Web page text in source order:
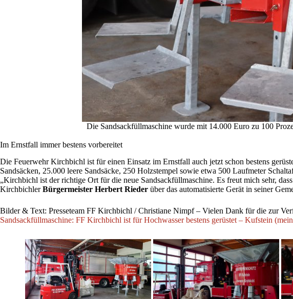
Die Sandsackfüllmaschine wurde mit 14.000 Euro zu 100
Im Ernstfall immer bestens vorbereitet
Die Feuerwehr Kirchbichl ist für einen Einsatz im Ernstfall auch jetzt schon bestens
Sandsäcken, 25.000 leere Sandsäcke, 250 Holzstempel sowie etwa 500 Laufmeter
„Kirchbichl ist der richtige Ort für die neue Sandsackfüllmaschine. Es freut mich sehr,
KirchbichlerBürgermeister Herbert Rieder über das automatisierte Gerät in seiner
Bilder & Text: Presseteam FF Kirchbichl / Christiane Nimpf – Vielen Dank für die zur
Sandsackfüllmaschine: FF Kirchbichl ist für Hochwasser bestens gerüstet – Kufstein